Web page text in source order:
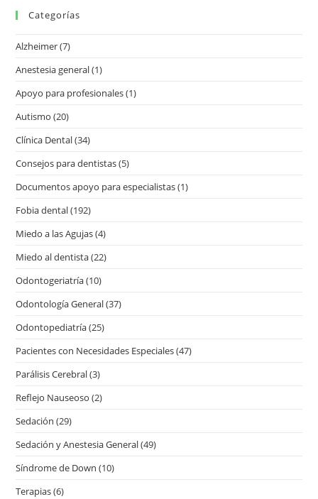
Categorías
Alzheimer(7)
Anestesia general(1)
Apoyo para profesionales(1)
Autismo (20)
Clínica Dental(34)
Consejos para dentistas(5)
Documentos apoyo para especialistas(1)
Fobia dental(192)
Miedo a las Agujas(4)
Miedo al dentista(22)
Odontogeriatría(10)
Odontología General(37)
Odontopediatría(25)
Pacientes con Necesidades Especiales(47)
Parálisis Cerebral(3)
Reflejo Nauseoso (2)
Sedación (29)
Sedación y Anestesia General(49)
Síndrome de Down (10)
Terapias(6)